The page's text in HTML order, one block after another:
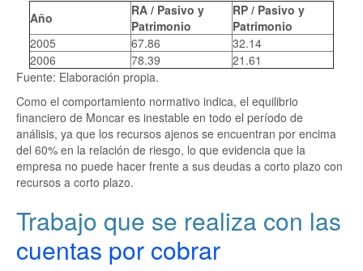
Año
RA / Pasivo y
Patrimonio
RP / Pasivo y
Patrimonio
2005
67.86
32.14
2006
78.39
21.61
Fuente: Elaboración propia.
Como el comportamiento normativo indica, el equilibrio
financiero de Moncar es inestable en todo el período de
análisis, ya que los recursos ajenos se encuentran por encima
del 60% en la relación de riesgo, lo que evidencia que la
empresa no puede hacer frente a sus deudas a corto plazo con
recursos a corto plazo.
Trabajo que se realiza con las
cuentas por cobrar